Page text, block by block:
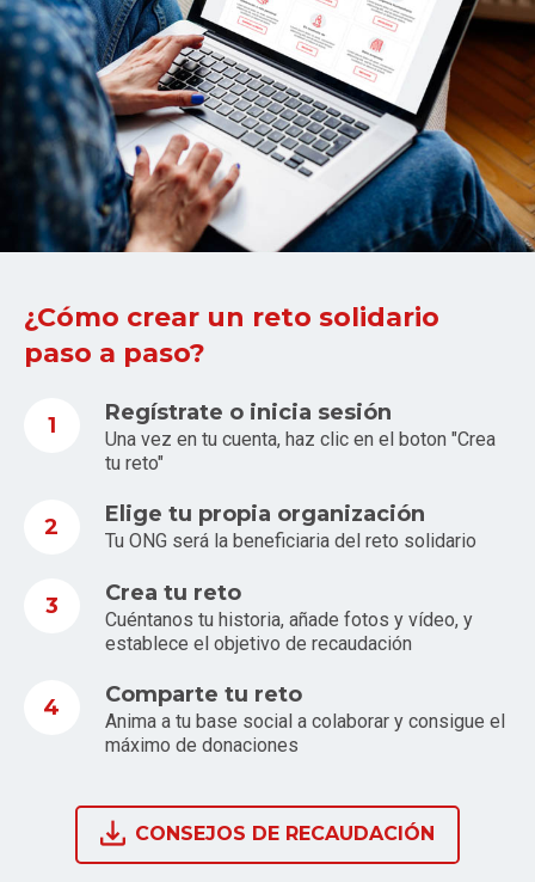
¿Cómo crear un reto solidario
paso a paso?
1 Regístrate o inicia sesión
Una vez en tu cuenta, haz clic en el boton "Crea
tu reto"
2 Elige tu propia organización
Tu ONG será la beneficiaria del reto solidario
3 Crea tu reto
Cuéntanos tu historia, añade fotos y vídeo, y
establece el objetivo de recaudación
4 Comparte tu reto
Anima a tu base social a colaborar y consigue el
máximo de donaciones
CONSEJOS DE RECAUDACIÓN